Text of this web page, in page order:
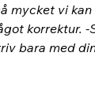
mycket vi
korrektur.
bara med